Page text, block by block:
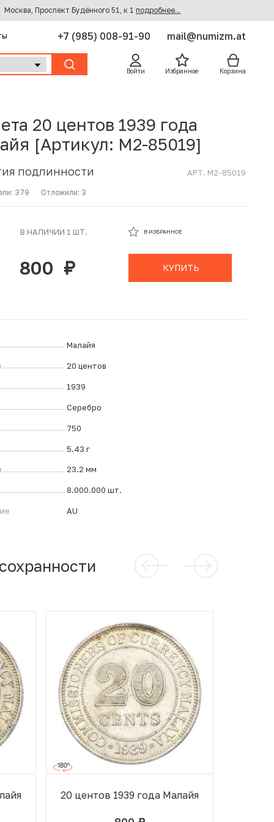
Москва, Проспект Будённого 51, к 1 подробнее...
+7 (985) 008-91-90 mail@numizm.at
Войти Избранное Корзина
20 центов 1939 года
[Артикул: M2-85019]
ПОДЛИННОСТИ АРТ. M2-85019
379 Отложили: 3
В НАЛИЧИИ 1 ШТ.
800 руб.
В ИЗБРАННОЕ
КУПИТЬ
Малайя
20 центов
1939
Серебро
750
5.43 г
23.2 мм
8.000.000 шт.
AU
20 центов 1939 года Малайя